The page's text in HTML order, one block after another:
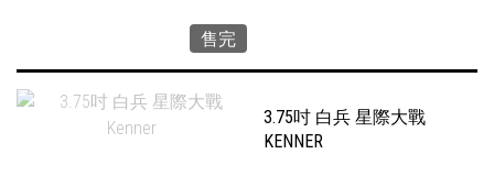
售完
3.75吋 白兵 星際大戰
KENNER